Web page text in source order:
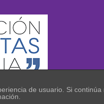
de usuario. Si